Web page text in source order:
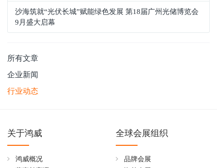
沙海筑就“光伏长城”赋能绿色发展 第18届广州光储博览会
9月盛大启幕
所有文章
企业新闻
行业动态
关于鸿威
鸿威概况
全球会展组织
品牌会展